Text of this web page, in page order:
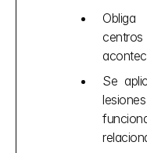
Obliga
centros
Se